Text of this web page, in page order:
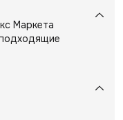
Маркета